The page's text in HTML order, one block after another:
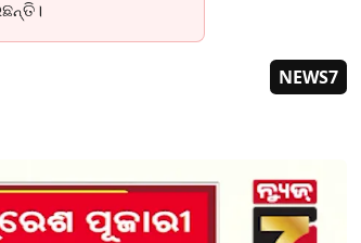
NEWS7